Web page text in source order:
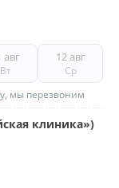
авг
Вт
12 авг
Ср
мы перезвоним
клиника»)